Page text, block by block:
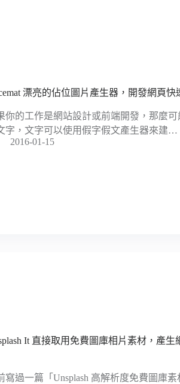
漂亮的佔位圖片產生器，開發網頁
你的工作是網站設計或前端開發，那麼
字，文字可以使用假字假文產生器來建…
2016-01-15
It 直接取用免費圖庫相片素材，產
寫過一篇「Unsplash 高解析度免費圖庫